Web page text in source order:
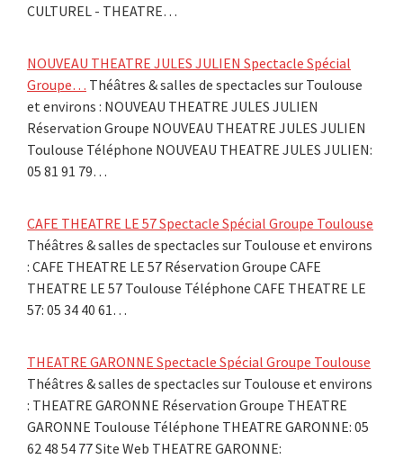
CULTUREL - THEATRE…
NOUVEAU THEATRE JULES JULIEN Spectacle Spécial
Groupe… Théâtres & salles de spectacles sur Toulouse
et environs : NOUVEAU THEATRE JULES JULIEN
Réservation Groupe NOUVEAU THEATRE JULES JULIEN
Toulouse Téléphone NOUVEAU THEATRE JULES JULIEN:
05 81 91 79…
CAFE THEATRE LE 57 Spectacle Spécial Groupe Toulouse
Théâtres & salles de spectacles sur Toulouse et environs
: CAFE THEATRE LE 57 Réservation Groupe CAFE
THEATRE LE 57 Toulouse Téléphone CAFE THEATRE LE
57: 05 34 40 61…
THEATRE GARONNE Spectacle Spécial Groupe Toulouse
Théâtres & salles de spectacles sur Toulouse et environs
: THEATRE GARONNE Réservation Groupe THEATRE
GARONNE Toulouse Téléphone THEATRE GARONNE: 05
62 48 54 77 Site Web THEATRE GARONNE: